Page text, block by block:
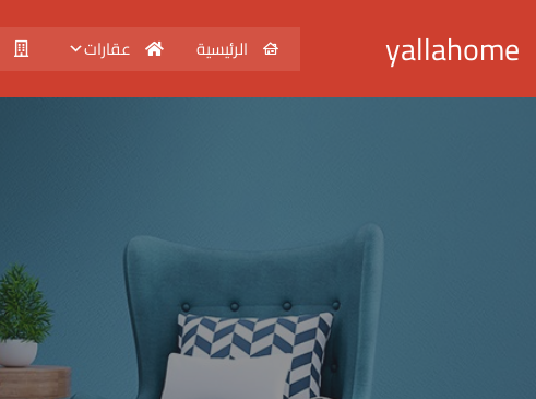
yallahome الرئيسية عقارات